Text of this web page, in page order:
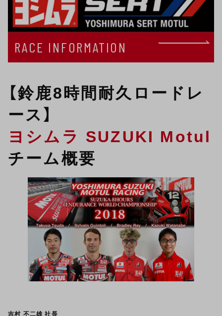
RACE INFORMATION
【鈴鹿8時間耐久ロードレ
ース】
ヨシムラ SUZUKI Motul
チーム概要
吉村 不二雄 社長